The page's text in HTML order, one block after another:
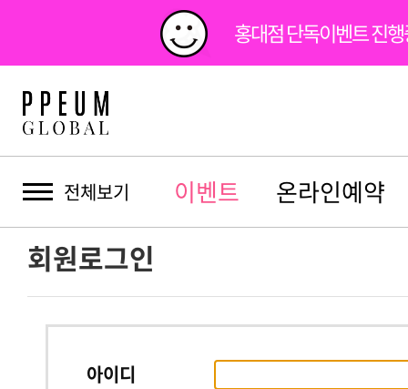
홍대점 단독이벤트 진
홍대점 단독이벤트 진
전체보기 이벤트 온라인예약
회원로그인
아이디